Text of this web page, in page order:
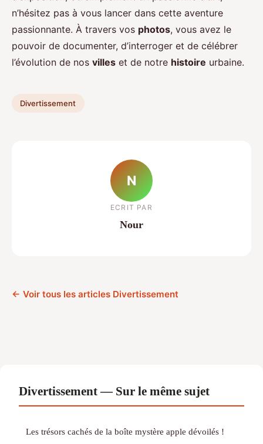
n’hésitez pas à vous lancer dans cette aventure
passionnante. À travers vos photos, vous avez le
pouvoir de documenter, d’interroger et de célébrer
l’évolution de nos villes et de notre histoire urbaine.
Divertissement
N
ECRIT PAR
Nour
← Voir tous les articles Divertissement
Divertissement — Sur le même sujet
Les trésors cachés de la boîte mystère apple dévoilés !